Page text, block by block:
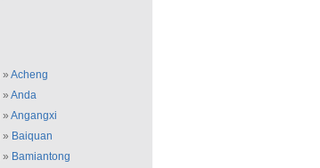
» Acheng
» Anda
» Angangxi
» Baiquan
» Bamiantong